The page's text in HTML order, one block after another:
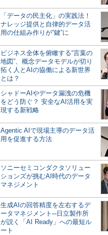
「データの民主化」の実践法！
ナレッジ提供と自律的データ活
用の仕組み作りが“鍵”に
ビジネス全体を俯瞰する“言葉の
地図”、概念データモデルが切り
拓く人とAIの協働による新世界
とは？
シャドーAIやデータ漏洩の危機
をどう防ぐ？ 安全なAI活用を実
現する新戦略
Agentic AIで現場主導のデータ活
用を促進する方法
ソニーセミコンダクタソリュー
ションズが挑むAI時代のデータ
マネジメント
生成AIの回答精度を左右するデ
ータマネジメント─日立製作所
が説く「AI Ready」への最短ル
ート